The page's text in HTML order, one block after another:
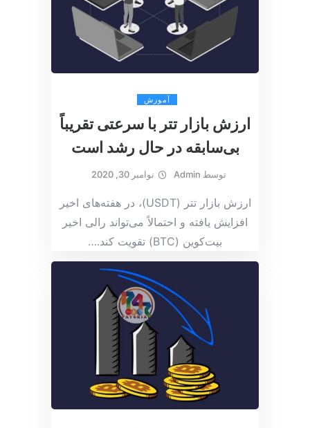
آموزش
ارزش بازار تتر با سرعتی تقریباً
بی‌سابقه در حال رشد است
توسط Admin نوامبر 30, 2020
ارزش بازار تتر (USDT)، در هفته‌های اخیر
افزایش یافته و احتمالاً می‌تواند رالی اخیر
بیت‌کوین (BTC) تقویت کند.
…